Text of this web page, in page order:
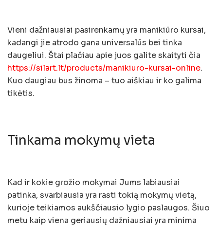
Vieni dažniausiai pasirenkamų yra manikiūro kursai,
kadangi jie atrodo gana universalūs bei tinka
daugeliui. Štai plačiau apie juos galite skaityti čia
https://silart.lt/products/manikiuro-kursai-online.
Kuo daugiau bus žinoma – tuo aiškiau ir ko galima
tikėtis.
Tinkama mokymų vieta
Kad ir kokie grožio mokymai Jums labiausiai
patinka, svarbiausia yra rasti tokią mokymų vietą,
kurioje teikiamos aukščiausio lygio paslaugos. Šiuo
metu kaip viena geriausių dažniausiai yra minima